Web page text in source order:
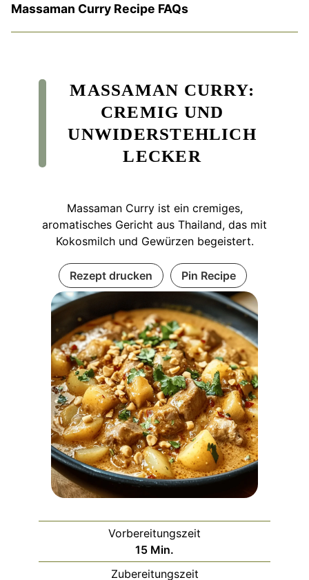
Massaman Curry Recipe FAQs
MASSAMAN CURRY:
CREMIG UND
UNWIDERSTEHLICH
LECKER
Massaman Curry ist ein cremiges,
aromatisches Gericht aus Thailand, das mit
Kokosmilch und Gewürzen begeistert.
Rezept drucken Pin Recipe
Vorbereitungszeit
15Minuten
Min.
Zubereitungszeit